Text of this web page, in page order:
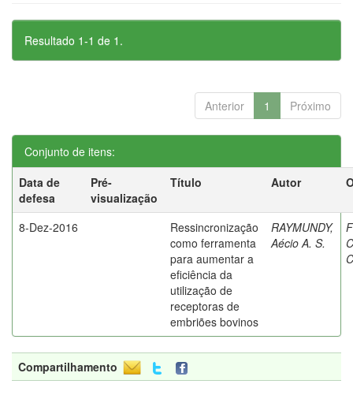
Resultado 1-1 de 1.
Anterior 1 Próximo
Conjunto de itens:
Data de
defesa
Pré-
visualização
Título Autor
8-Dez-2016
Ressincronização
como ferramenta
para aumentar a
eficiência da
utilização de
receptoras de
embriões bovinos
RAYMUNDY,
Aécio A. S.
Compartilhamento